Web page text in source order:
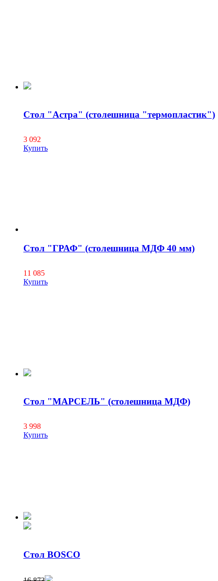
Стол "Астра" (столешница "термопластик")
3 092
Купить
Стол "ГРАФ" (столешница МДФ 40 мм)
11 085
Купить
Стол "МАРСЕЛЬ" (столешница МДФ)
3 998
Купить
Стол BOSCO